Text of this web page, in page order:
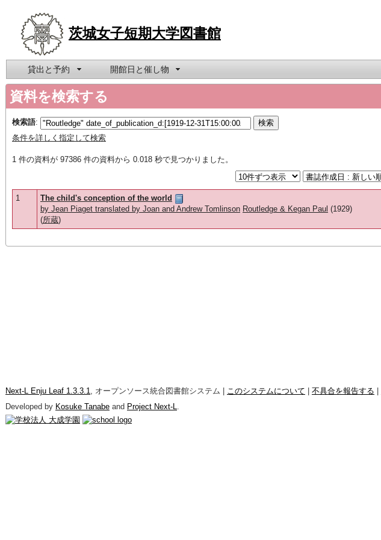
茨城女子短期大学図書館
貸出と予約 開館日と催し物
資料を検索する
検索語:
条件を詳しく指定して検索
1 件の資料が 97386 件の資料から 0.018 秒で見つかりました。
1
The child's conception of the world
by Jean Piaget translated by Joan and Andrew Tomlinson Routledge & Kegan Paul (1929)
(所蔵)
Next-L Enju Leaf 1.3.3.1, オープンソース統合図書館システム | このシステムについて 不具合を報告する
Developed by Kosuke Tanabe and Project Next-L.